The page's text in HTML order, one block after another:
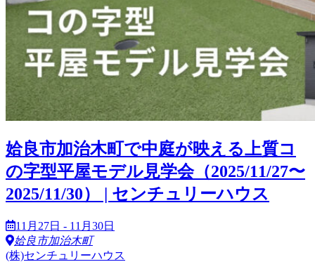
姶良市加治木町で中庭が映える上質コ
の字型平屋モデル見学会（2025/11/27〜
2025/11/30） | センチュリーハウス
11月27日 - 11月30日
姶良市加治木町
(株)センチュリーハウス